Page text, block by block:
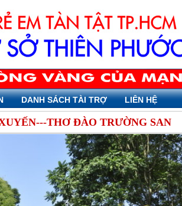
DANH SÁCH TÀI TRỢ LIÊN HỆ
THƠ ĐÀO TRƯỜNG SAN